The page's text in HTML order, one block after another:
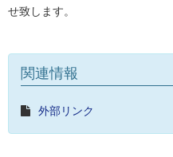
せ致します。
関連情報
外部リンク